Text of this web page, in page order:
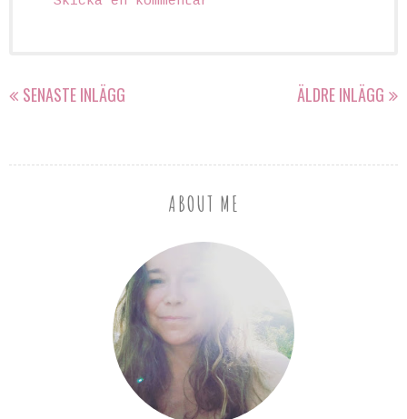
SENASTE INLÄGG ÄLDRE INLÄGG
ABOUT ME